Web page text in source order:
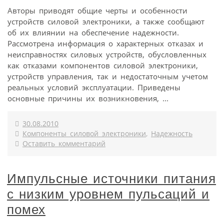
Авторы приводят общие черты и особенности
устройств силовой электроники, а также сообщают
об их влиянии на обеспечение надежности.
Рассмотрена информация о характерных отказах и
неисправностях силовых устройств, обусловленных
как отказами компонентов силовой электроники,
устройств управления, так и недостаточным учетом
реальных условий эксплуатации. Приведены
основные причины их возникновения, ...
30.08.2010
Компоненты силовой электроники, Надежность
Оставить комментарий
Импульсные источники питания
с низким уровнем пульсаций и
помех